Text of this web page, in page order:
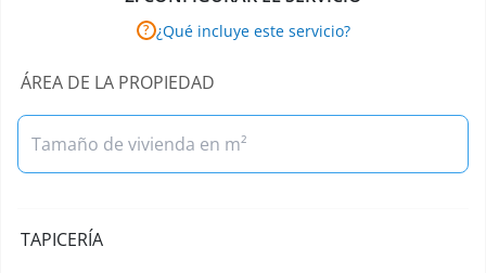
? ¿Qué incluye este servicio?
ÁREA DE LA PROPIEDAD
TAPICERÍA